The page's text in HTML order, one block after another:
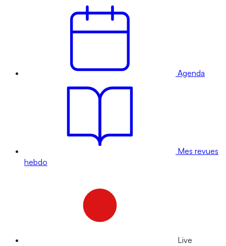
Agenda
Mes revues
hebdo
Live